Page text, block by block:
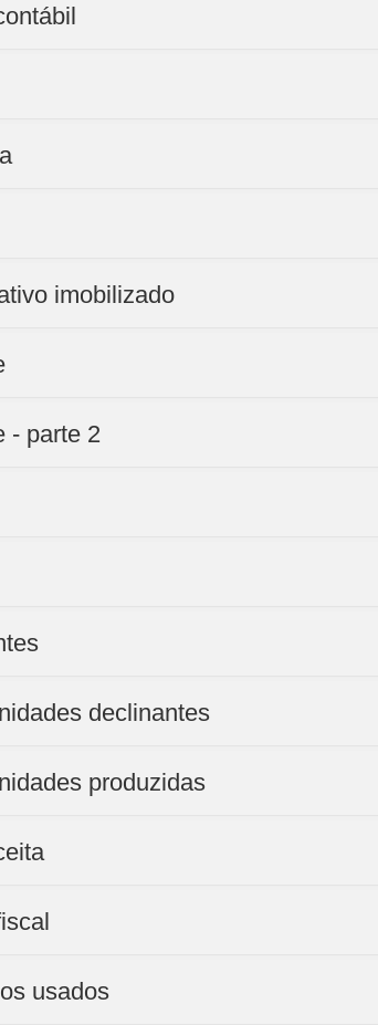
imobilizado
- parte 2
declinantes
produzidas
usados